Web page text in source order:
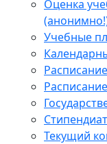
Оценка
Учебные
Текущий